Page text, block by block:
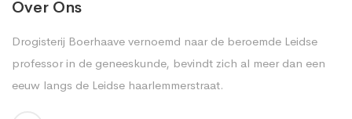
Over Ons
Drogisterij Boerhaave vernoemd naar de beroemde Leidse
professor in de geneeskunde, bevindt zich al meer dan een
eeuw langs de Leidse haarlemmerstraat.